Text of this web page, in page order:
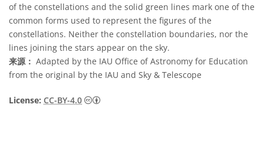
of the constellations and the solid green lines mark one of the
common forms used to represent the figures of the
constellations. Neither the constellation boundaries, nor the
lines joining the stars appear on the sky.
来源： Adapted by the IAU Office of Astronomy for Education
from the original by the IAU and Sky & Telescope
License: CC-BY-4.0 知识共享许可协议 署名 4.0 国际 (CC BY